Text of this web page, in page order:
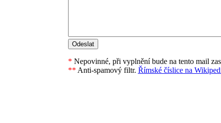
* Nepovinné, při vyplnění bude na tento mail
** Anti-spamový filtr. Římské číslice na